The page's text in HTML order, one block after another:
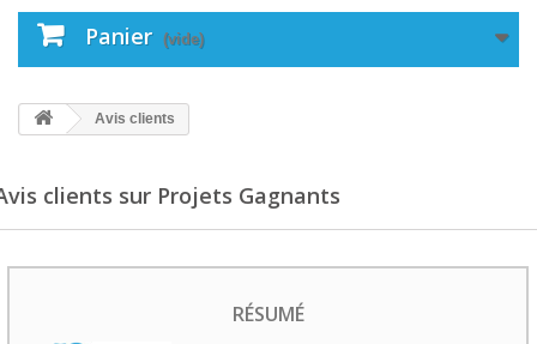
Panier (vide)
Avis clients
clients sur Projets Gagnants
RÉSUMÉ